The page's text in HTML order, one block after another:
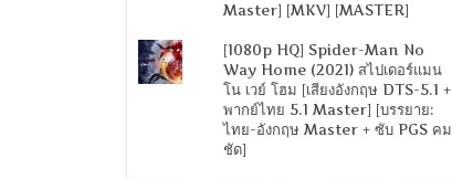
Master] [MKV] [MASTER]
[1080p HQ] Spider-Man No
Way Home (2021) สไปเดอร์แมน
โน เวย์ โฮม [เสียงอังกฤษ DTS-5.1 +
พากย์ไทย 5.1 Master] [บรรยาย:
ไทย-อังกฤษ Master + ซับ PGS คม
ชัด]